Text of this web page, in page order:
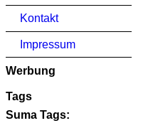
Kontakt
Impressum
Werbung
Tags
Suma Tags: